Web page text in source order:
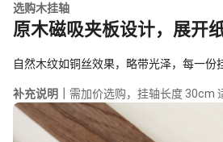
选购木挂轴
原木磁吸夹板设计，展开
自然木纹如铜丝效果，略带光泽，每一份
补充说明｜ 需加价选购，挂轴长度 30cm